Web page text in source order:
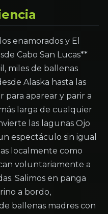
enamorados y El
Cabo San Lucas**
miles de ballenas
Alaska hasta las
para aparear y parir a
larga de cualquier
las lagunas Ojo
espectáculo sin igual
localmente como
voluntariamente a
Salimos en panga
a bordo,
ballenas madres con